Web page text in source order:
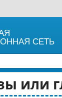
СЕТЬ
или